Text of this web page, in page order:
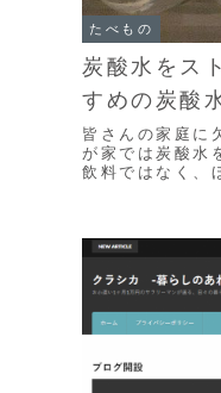
たべもの
炭酸水をス
すめの炭酸
皆さんの家庭に
が家では炭酸水
飲料ではなく、